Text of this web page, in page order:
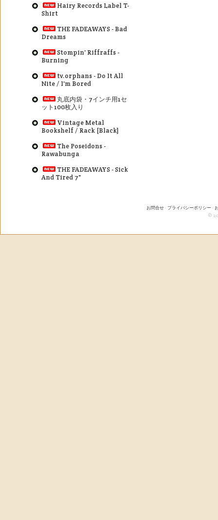
Hairy Records Label T-
Shirt
THE FADEAWAYS - Bad
Dreams
Stompin' Riffraffs -
Burning
tv.orphans - Do It All
Nite / I'm Bored
丸底内袋・7インチ用1セ
ット100枚入り
Vintage Metal
Bookshelf / Rack [Black]
The Poseidons -
Rawabunga
THE FADEAWAYS - Sick
And Tired 7"
お問合せ- プライバシーポリシー-
©